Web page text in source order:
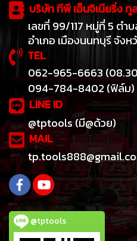
บริษัท ทีพี เอ็นจิเนียริ่ง ทู
เลขที่ 99/117 หมู่ที่ 5 ตำบ
อำเภอ เมืองนนทบุรี จังห
TEL
062-965-6663
094-784-8402 (ฟิล์ม)
LINE ID
@tptools (มี@ด้วย)
MAIL
@tptools